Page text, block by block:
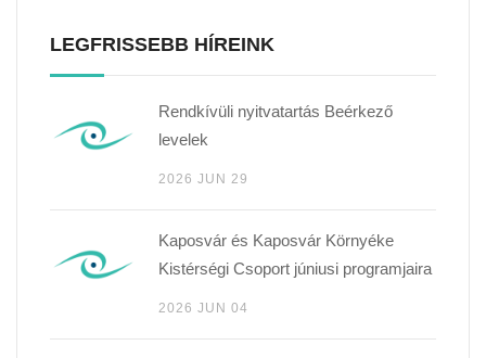
LEGFRISSEBB HÍREINK
Rendkívüli nyitvatartás Beérkező
levelek
2026 JUN 29
Kaposvár és Kaposvár Környéke
Kistérségi Csoport júniusi programjaira
2026 JUN 04